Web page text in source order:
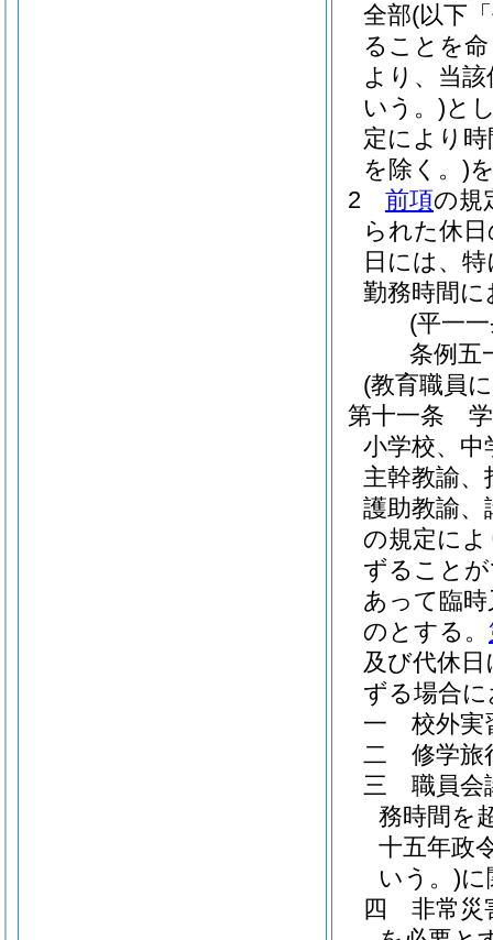
全部(以下
ることを
より、当
いう。)と
定により
を除く。)
2
前項の規
られた休
日には、
勤務時間
(平一
条例五
(教育職員
第十一条
小学校、中
主幹教諭、
護助教諭、
の規定に
ずること
あって臨
のとする。
及び代休
ずる場合
一
校外実
二
修学旅
三
職員会
務時間を
十五年政
いう。)に
四
非常災